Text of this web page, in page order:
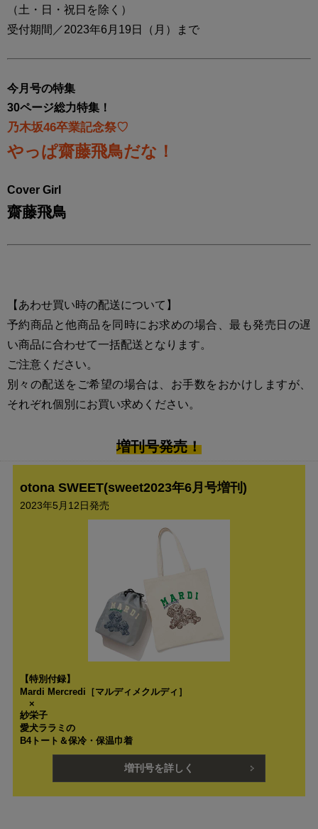
（土・日・祝日を除く）
受付期間／2023年6月19日（月）まで
今月号の特集
30ページ総力特集！
乃木坂46卒業記念祭♡
やっぱ齋藤飛鳥だな！
Cover Girl
齋藤飛鳥
【あわせ買い時の配送について】
予約商品と他商品を同時にお求めの場合、最も発売日の遅
い商品に合わせて一括配送となります。
ご注意ください。
別々の配送をご希望の場合は、お手数をおかけしますが、
それぞれ個別にお買い求めください。
増刊号発売！
otona SWEET(sweet2023年6月号増刊)
2023年5月12日発売
【特別付録】
Mardi Mercredi［マルディメクルディ］
×
紗栄子
愛犬ララミの
B4トート＆保冷・保温巾着
増刊号を詳しく